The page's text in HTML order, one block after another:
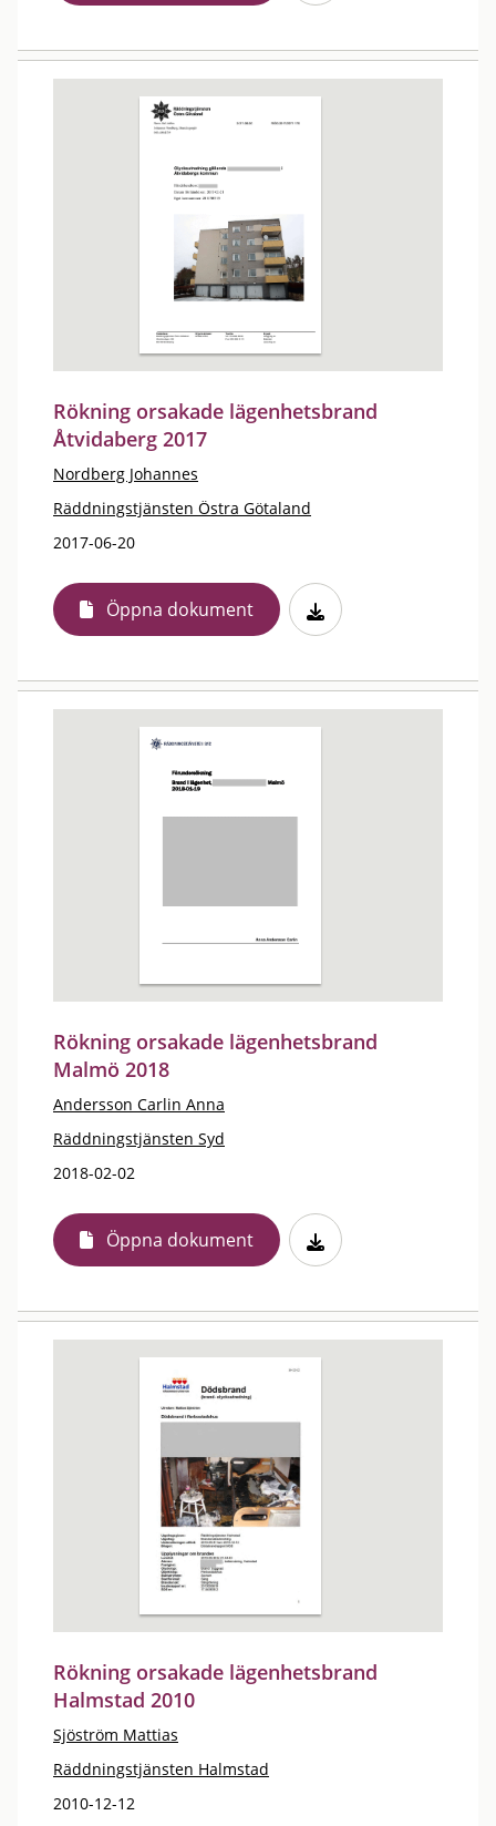
Rökning orsakade lägenhetsbrand
Åtvidaberg 2017
Nordberg Johannes
Räddningstjänsten Östra Götaland
2017-06-20
Öppna dokument
Rökning orsakade lägenhetsbrand
Malmö 2018
Andersson Carlin Anna
Räddningstjänsten Syd
2018-02-02
Öppna dokument
Rökning orsakade lägenhetsbrand
Halmstad 2010
Sjöström Mattias
Räddningstjänsten Halmstad
2010-12-12